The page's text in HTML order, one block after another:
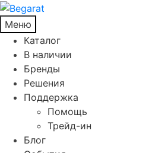
Меню
Каталог
В наличии
Бренды
Решения
Поддержка
Помощь
Трейд-ин
Блог